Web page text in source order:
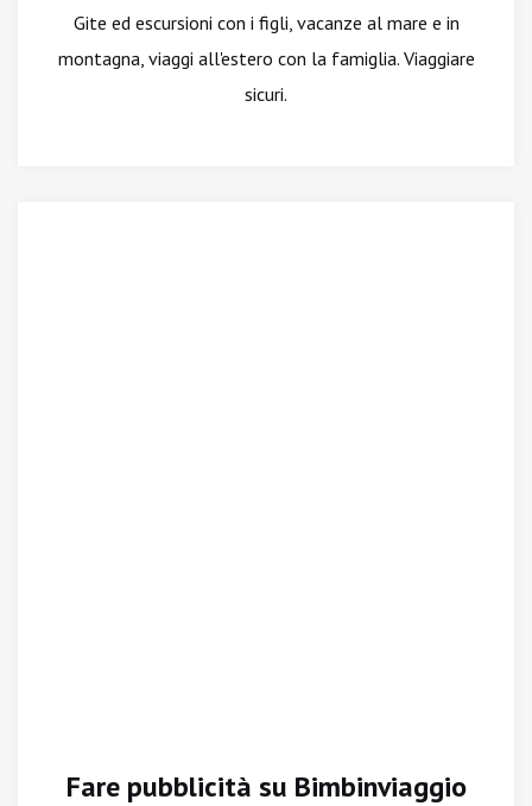
Gite ed escursioni con i figli, vacanze al mare e in
montagna, viaggi all'estero con la famiglia. Viaggiare
sicuri.
Fare pubblicità su Bimbinviaggio